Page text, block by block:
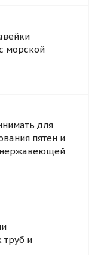
морской
для
пятен и
нержавеющей
и